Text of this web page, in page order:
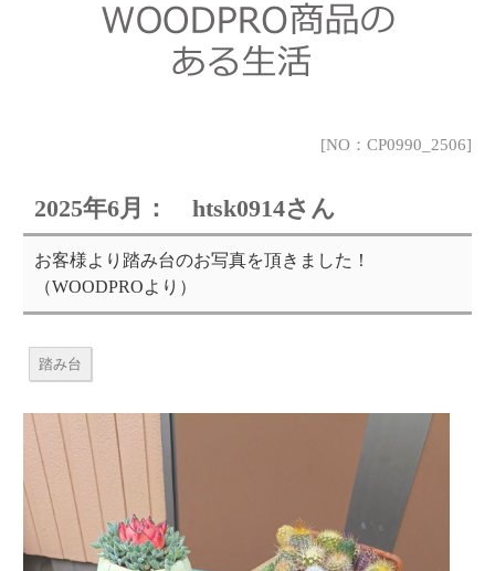
[NO：CP0990_2506]
2025年6月： htsk0914さん
お客様より踏み台のお写真を頂きました！
（WOODPROより）
踏み台